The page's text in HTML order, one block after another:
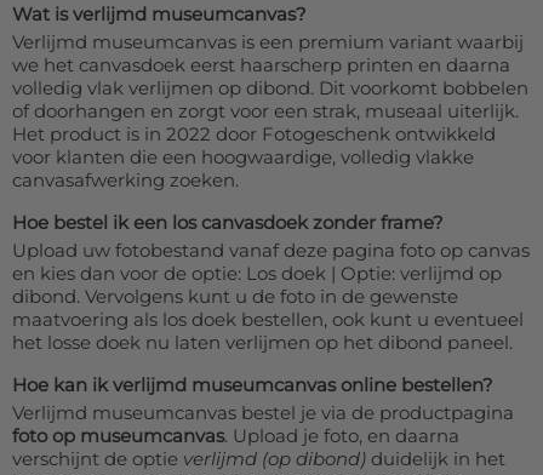
Wat is verlijmd museumcanvas?
Verlijmd museumcanvas is een premium variant waarbij
we het canvasdoek eerst haarscherp printen en daarna
volledig vlak verlijmen op dibond. Dit voorkomt bobbelen
of doorhangen en zorgt voor een strak, museaal uiterlijk.
Het product is in 2022 door Fotogeschenk ontwikkeld
voor klanten die een hoogwaardige, volledig vlakke
canvasafwerking zoeken.
Hoe bestel ik een los canvasdoek zonder frame?
Upload uw fotobestand vanaf deze pagina foto op canvas
en kies dan voor de optie: Los doek | Optie: verlijmd op
dibond. Vervolgens kunt u de foto in de gewenste
maatvoering als los doek bestellen, ook kunt u eventueel
het losse doek nu laten verlijmen op het dibond paneel.
Hoe kan ik verlijmd museumcanvas online bestellen?
Verlijmd museumcanvas bestel je via de productpagina
foto op museumcanvas. Upload je foto, en daarna
verschijnt de optie verlijmd (op dibond) duidelijk in het